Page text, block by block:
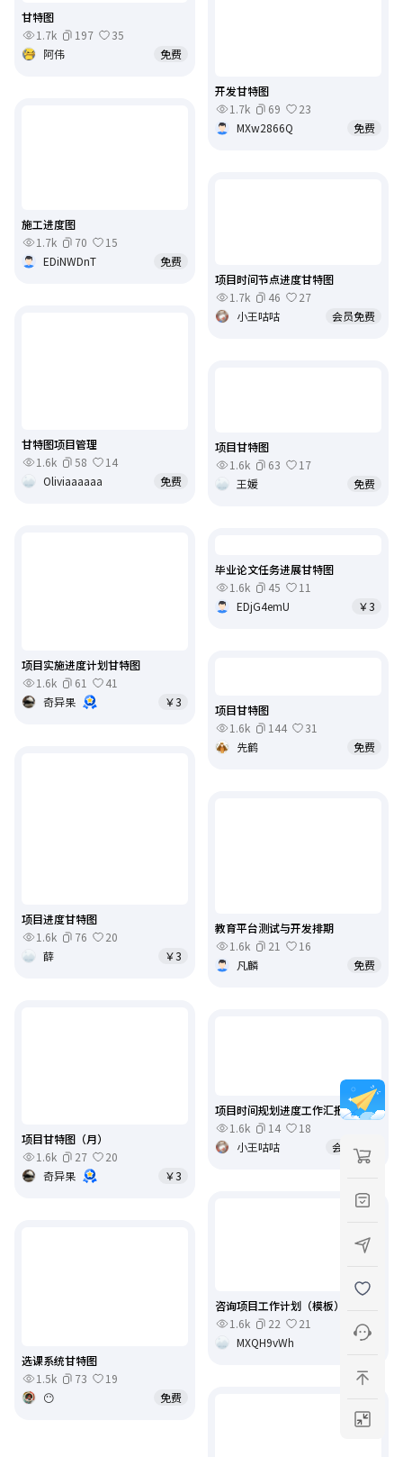
甘特图
1.7k
197
35
阿伟
免费
开发甘特图
1.7k
69
23
MXw2866Q
免费
施工进度图
1.7k
70
15
EDiNWDnT
免费
项目时间节点进度甘特图
1.7k
46
27
小王咕咕
会员免费
甘特图项目管理
1.6k
58
14
Oliviaaaaaa
免费
项目甘特图
1.6k
63
17
王媛
免费
项目实施进度计划甘特图
1.6k
61
41
奇异果
￥3
毕业论文任务进展甘特图
1.6k
45
11
EDjG4emU
￥3
项目甘特图
1.6k
144
31
先鹤
免费
项目进度甘特图
1.6k
76
20
薛
￥3
教育平台测试与开发排期
1.6k
21
16
凡麟
免费
项目甘特图（月）
1.6k
27
20
奇异果
￥3
项目时间规划进度工作汇报甘特图
1.6k
14
18
小王咕咕
会员免费
咨询项目工作计划（模板）
1.6k
22
21
MXQH9vWh
￥5
选课系统甘特图
1.5k
73
19
😶
免费